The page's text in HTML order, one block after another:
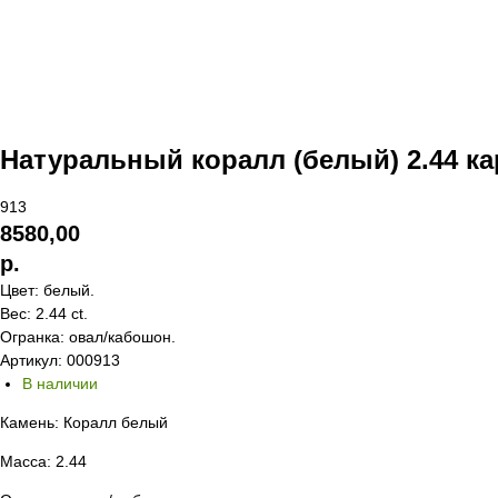
Натуральный коралл (белый) 2.44
913
8580,00
р.
Цвет: белый.
Вес: 2.44 ct.
Огранка: овал/кабошон.
Артикул: 000913
В наличии
Камень: Коралл белый
Масса: 2.44